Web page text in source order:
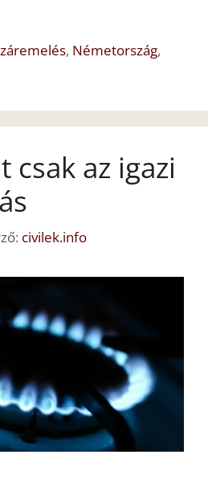
, Németország,
csak az igazi
civilek.info